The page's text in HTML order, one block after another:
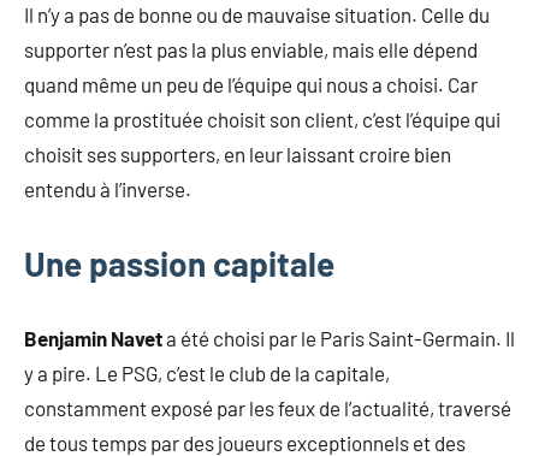
Il n’y a pas de bonne ou de mauvaise situation. Celle du
supporter n’est pas la plus enviable, mais elle dépend
quand même un peu de l’équipe qui nous a choisi. Car
comme la prostituée choisit son client, c’est l’équipe qui
choisit ses supporters, en leur laissant croire bien
entendu à l’inverse.
Une passion capitale
Benjamin Naveta été choisi par le Paris Saint-Germain. Il
y a pire. Le PSG, c’est le club de la capitale,
constamment exposé par les feux de l’actualité, traversé
de tous temps par des joueurs exceptionnels et des